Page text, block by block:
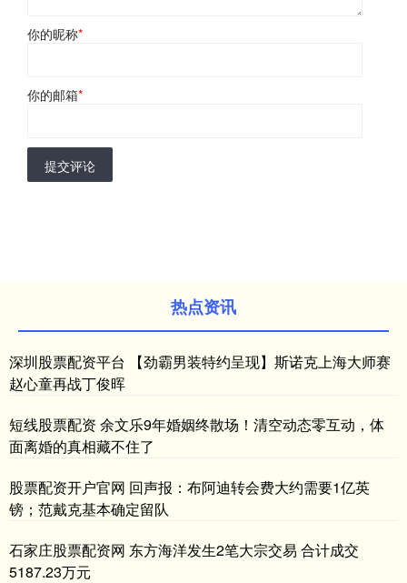
你的昵称*
你的邮箱*
提交评论
热点资讯
深圳股票配资平台 【劲霸男装特约呈现】斯诺克上海大师赛
赵心童再战丁俊晖
短线股票配资 余文乐9年婚姻终散场！清空动态零互动，体
面离婚的真相藏不住了
股票配资开户官网 回声报：布阿迪转会费大约需要1亿英
镑；范戴克基本确定留队
石家庄股票配资网 东方海洋发生2笔大宗交易 合计成交
5187.23万元